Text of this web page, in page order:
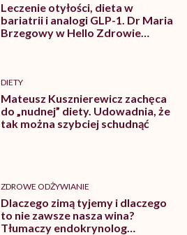
Leczenie otyłości, dieta w
bariatrii i analogi GLP-1. Dr Maria
Brzegowy w Hello Zdrowie
DIETY
Mateusz Kusznierewicz zachęca
do „nudnej” diety. Udowadnia, że
tak można szybciej schudnąć
ZDROWE ODŻYWIANIE
Dlaczego zimą tyjemy i dlaczego
to nie zawsze nasza wina?
Tłumaczy endokrynolog